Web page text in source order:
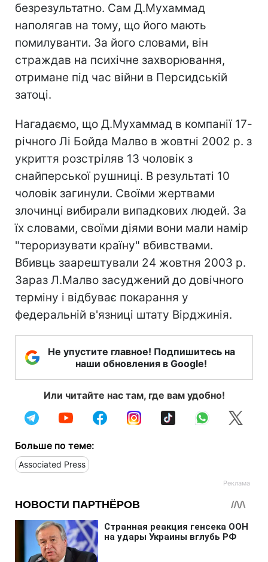
безрезультатно. Сам Д.Мухаммад
наполягав на тому, що його мають
помилуванти. За його словами, він
страждав на психічне захворювання,
отримане під час війни в Персидській
затоці.
Нагадаємо, що Д.Мухаммад в компанії 17-
річного Лі Бойда Малво в жовтні 2002 р. з
укриття розстріляв 13 чоловік з
снайперської рушниці. В результаті 10
чоловік загинули. Своїми жертвами
злочинці вибирали випадкових людей. За
їх словами, своїми діями вони мали намір
"тероризувати країну" вбивствами.
Вбивць заарештували 24 жовтня 2003 р.
Зараз Л.Малво засуджений до довічного
терміну і відбуває покарання у
федеральній в'язниці штату Вірджинія.
Не упустите главное! Подпишитесь на
наши обновления в Google!
Или читайте нас там, где вам удобно!
Больше по теме:
Associated Press